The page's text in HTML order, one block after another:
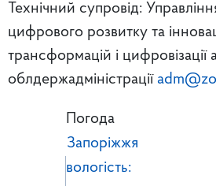
Технічний супровід:
цифрового розвитку та
трансформацій і цифровізації
облдержадміністрації
Погода
Запоріжжя
вологість: